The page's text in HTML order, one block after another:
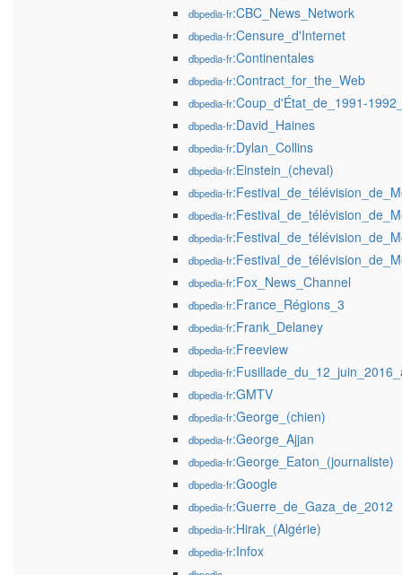
dbpedia-fr:CBC_News_Network
dbpedia-fr:Censure_d'Internet
dbpedia-fr:Continentales
dbpedia-fr:Contract_for_the_Web
dbpedia-fr:Coup_d'État_de_1991-
dbpedia-fr:David_Haines
dbpedia-fr:Dylan_Collins
dbpedia-fr:Einstein_(cheval)
dbpedia-fr
dbpedia-fr
dbpedia-fr
dbpedia-fr
dbpedia-fr:Fox_News_Channel
dbpedia-fr:France_Régions_3
dbpedia-fr:Frank_Delaney
dbpedia-fr:Freeview
dbpedia-fr
dbpedia-fr:GMTV
dbpedia-fr:George_(chien)
dbpedia-fr:George_Ajjan
dbpedia-fr:George_Eaton_(journaliste)
dbpedia-fr:Google
dbpedia-fr:Guerre_de_Gaza_de_2012
dbpedia-fr:Hirak_(Algérie)
dbpedia-fr:Infox